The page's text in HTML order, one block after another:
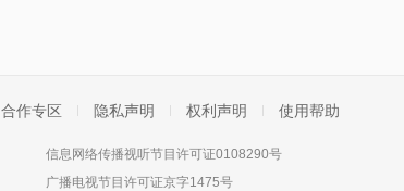
合作专区 隐私声明 权利声明 使用帮助
信息网络传播视听节目许可证0108290号
广播电视节目许可证京字1475号